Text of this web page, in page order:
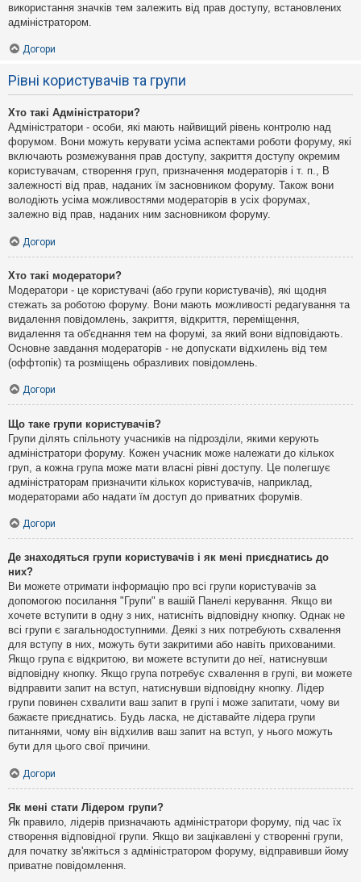
використання значків тем залежить від прав доступу, встановлених
адміністратором.
Догори
Рівні користувачів та групи
Хто такі Адміністратори?
Адміністратори - особи, які мають найвищий рівень контролю над
форумом. Вони можуть керувати усіма аспектами роботи форуму, які
включають розмежування прав доступу, закриття доступу окремим
користувачам, створення груп, призначення модераторів і т. п., В
залежності від прав, наданих їм засновником форуму. Також вони
володіють усіма можливостями модераторів в усіх форумах,
залежно від прав, наданих ним засновником форуму.
Догори
Хто такі модератори?
Модератори - це користувачі (або групи користувачів), які щодня
стежать за роботою форуму. Вони мають можливості редагування та
видалення повідомлень, закриття, відкриття, переміщення,
видалення та об'єднання тем на форумі, за який вони відповідають.
Основне завдання модераторів - не допускати відхилень від тем
(оффтопік) та розміщень образливих повідомлень.
Догори
Що таке групи користувачів?
Групи ділять спільноту учасників на підрозділи, якими керують
адміністратори форуму. Кожен учасник може належати до кількох
груп, а кожна група може мати власні рівні доступу. Це полегшує
адміністраторам призначити кількох користувачів, наприклад,
модераторами або надати їм доступ до приватних форумів.
Догори
Де знаходяться групи користувачів і як мені приєднатись до
них?
Ви можете отримати інформацію про всі групи користувачів за
допомогою посилання "Групи" в вашій Панелі керування. Якщо ви
хочете вступити в одну з них, натисніть відповідну кнопку. Однак не
всі групи є загальнодоступними. Деякі з них потребують схвалення
для вступу в них, можуть бути закритими або навіть прихованими.
Якщо група є відкритою, ви можете вступити до неї, натиснувши
відповідну кнопку. Якщо група потребує схвалення в групі, ви можете
відправити запит на вступ, натиснувши відповідну кнопку. Лідер
групи повинен схвалити ваш запит в групі і може запитати, чому ви
бажаєте приєднатись. Будь ласка, не діставайте лідера групи
питаннями, чому він відхилив ваш запит на вступ, у нього можуть
бути для цього свої причини.
Догори
Як мені стати Лідером групи?
Як правило, лідерів призначають адміністратори форуму, під час їх
створення відповідної групи. Якщо ви зацікавлені у створенні групи,
для початку зв'яжіться з адміністратором форуму, відправивши йому
приватне повідомлення.